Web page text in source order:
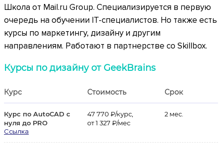
Школа от Mail.ru Group. Специализируется в первую
очередь на обучении IT-специалистов. Но также есть
курсы по маркетингу, дизайну и другим
направлениям. Работают в партнерстве со Skillbox.
Курсы по дизайну от GeekBrains
Курс Стоимость Срок
Курс по AutoCAD с
нуля до PRO
Ссылка
47 770 ₽/курс,
от 1 327 ₽/мес
2 мес.